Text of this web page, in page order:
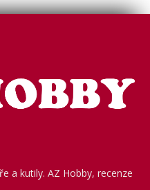
a kutily. AZ Hobby, recenze